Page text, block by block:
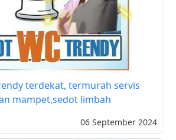
terdekat, termurah servis
mampet,sedot limbah
06 September 2024